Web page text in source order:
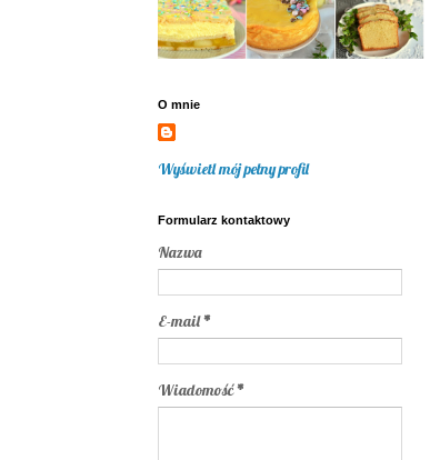
O mnie
Wyświetl mój pełny profil
Formularz kontaktowy
Nazwa
E-mail*
Wiadomość*